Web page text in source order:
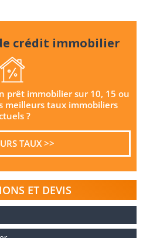
i
2
2
crédit immobilier
prêt immobilier sur 10, 15 ou
meilleurs taux immobiliers
?
TAUX >>
ET DEVIS